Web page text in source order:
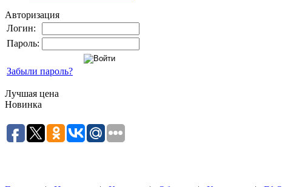
Авторизация
Логин:
Пароль:
Забыли пароль?
Лучшая цена
Новинка